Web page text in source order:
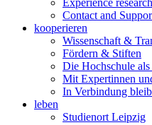
Experience research
Contact and
kooperieren
Wissenschaft &
Fördern & Stiften
Die Hochschule
Mit Expertinnen
In Verbindung
leben
Studienort Leipzig